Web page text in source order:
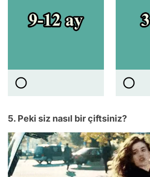
5. Peki siz nasıl bir çiftsiniz?